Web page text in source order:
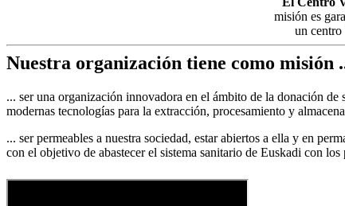
misión es
un centro
Nuestra organización tiene como misión
... ser una organización innovadora en el ámbito de la donación
modernas tecnologías para la extracción, procesamiento y
... ser permeables a nuestra sociedad, estar abiertos a ella y en
con el objetivo de abastecer el sistema sanitario de Euskadi con